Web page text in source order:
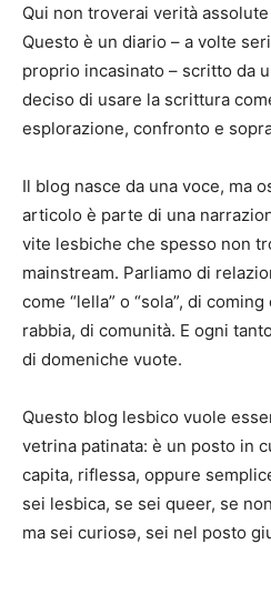
Qui non troverai verità
Questo è un diario – a volte
proprio incasinato – scritto da
deciso di usare la scrittura
esplorazione, confronto e
Il blog nasce da una voce, ma
articolo è parte di una
vite lesbiche che spesso non
mainstream. Parliamo di
come “lella” o “sola”, di
rabbia, di comunità. E ogni
di domeniche vuote.
Questo blog lesbico vuole
vetrina patinata: è un posto in
capita, riflessa, oppure
sei lesbica, se sei queer, se
ma sei curiosə, sei nel posto